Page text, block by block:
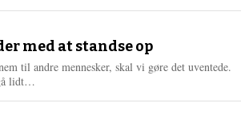
e
r
e
med at standse op
til andre mennesker, skal vi gøre det uventede.
lidt…